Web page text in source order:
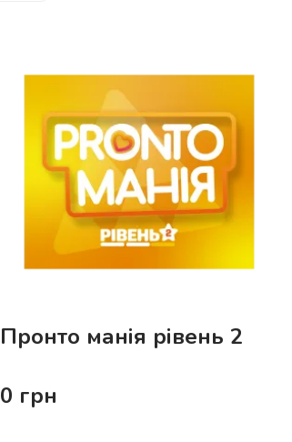
Пронто манія рівень 2
0 грн